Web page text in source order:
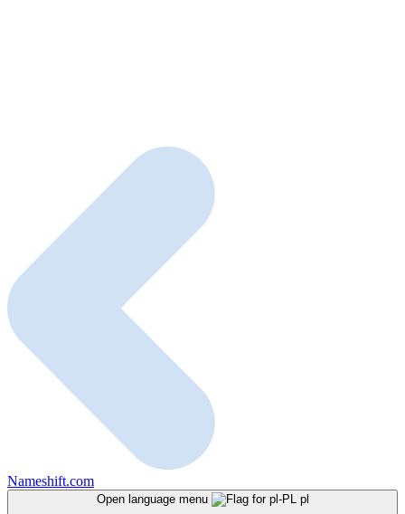
Nameshift.com
Open language menu pl